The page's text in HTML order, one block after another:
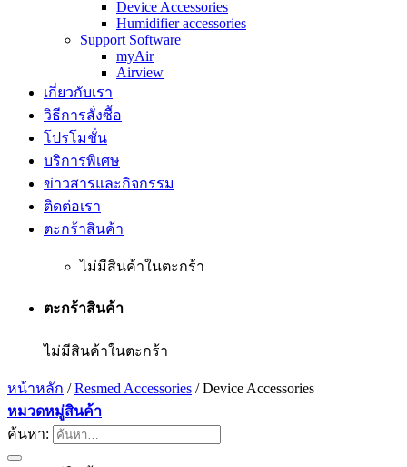
Device Accessories
Humidifier accessories
Support Software
myAir
Airview
เกี่ยวกับเรา
วิธีการสั่งซื้อ
โปรโมชั่น
บริการพิเศษ
ข่าวสารและกิจกรรม
ติดต่อเรา
ตะกร้าสินค้า
ไม่มีสินค้าในตะกร้า
ตะกร้าสินค้า
ไม่มีสินค้าในตะกร้า
หน้าหลัก / Resmed Accessories /Device Accessories
หมวดหมู่สินค้า
ค้นหา: